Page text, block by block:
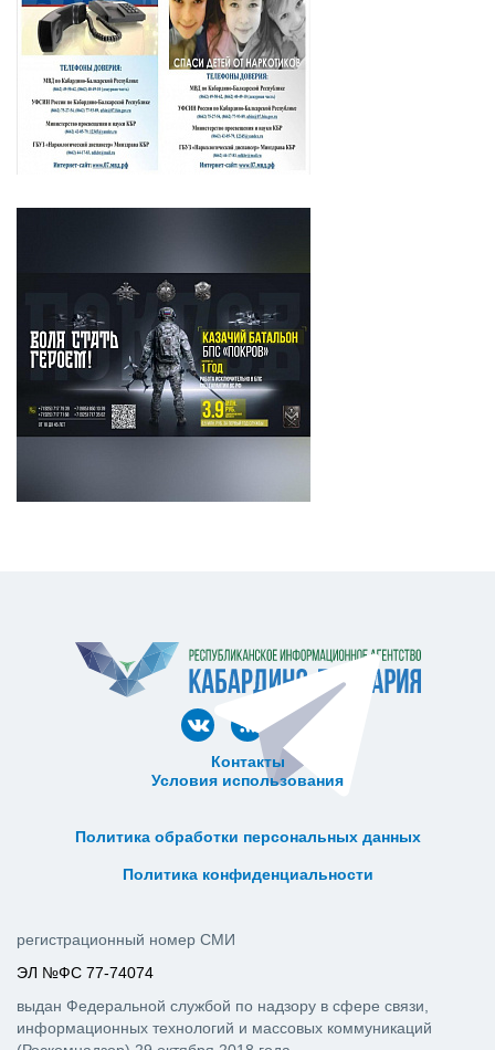
Контакты
Условия использования
Политика обработки персональных данных
Политика конфиденциальности
регистрационный номер СМИ
ЭЛ №ФС 77-74074
выдан Федеральной службой по надзору в сфере связи,
информационных технологий и массовых коммуникаций